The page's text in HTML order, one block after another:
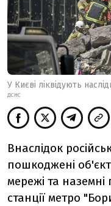
У Києві ліквідують
ДСНС
Внаслідок
пошкоджені
мережі та
станції метро